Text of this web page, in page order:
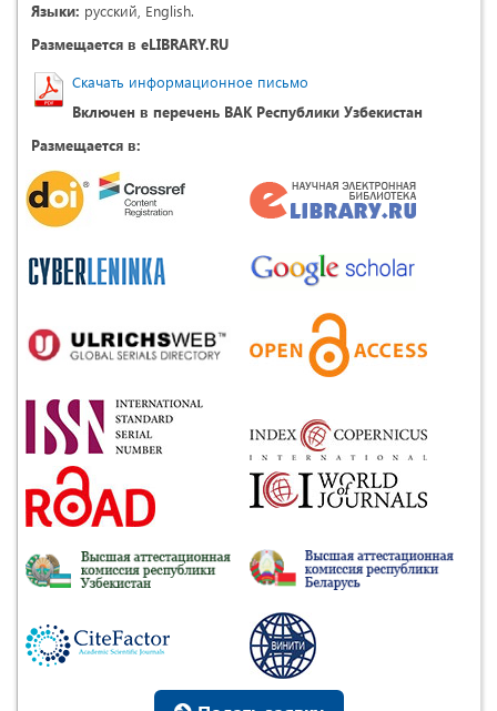
Языки: русский, English.
Размещается в eLIBRARY.RU
Скачать информационное письмо
Включен в перечень ВАК Республики Узбекистан
Размещается в: